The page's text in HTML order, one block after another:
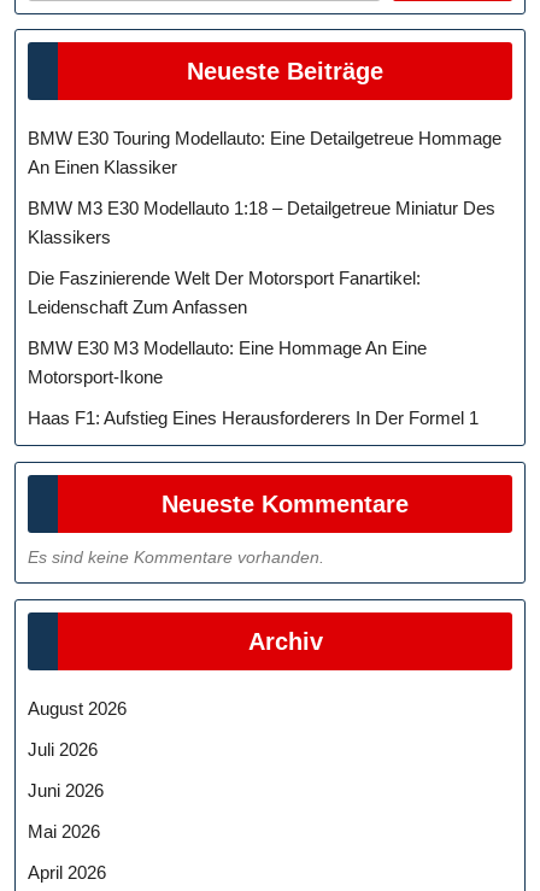
Neueste Beiträge
BMW E30 Touring Modellauto: Eine Detailgetreue Hommage
An Einen Klassiker
BMW M3 E30 Modellauto 1:18 – Detailgetreue Miniatur Des
Klassikers
Die Faszinierende Welt Der Motorsport Fanartikel:
Leidenschaft Zum Anfassen
BMW E30 M3 Modellauto: Eine Hommage An Eine
Motorsport-Ikone
Haas F1: Aufstieg Eines Herausforderers In Der Formel 1
Neueste Kommentare
Es sind keine Kommentare vorhanden.
Archiv
August 2026
Juli 2026
Juni 2026
Mai 2026
April 2026